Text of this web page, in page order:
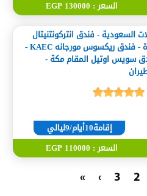
السعر : 130000 EGP
السعودية - فندق انتركونتنيتال
جدة - فندق ريكسوس مورجانه KAEC -
سويس اوتيل المقام مكة -
إقامة10أيام/9ليالي
السعر : 110000 EGP
2
3
›
»